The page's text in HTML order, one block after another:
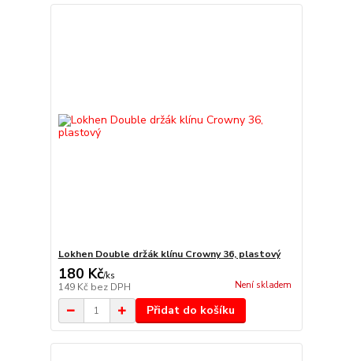
Lokhen Double držák klínu Crowny 36, plastový
180 Kč/ks
149 Kč bez DPH Není skladem
Přidat do košíku